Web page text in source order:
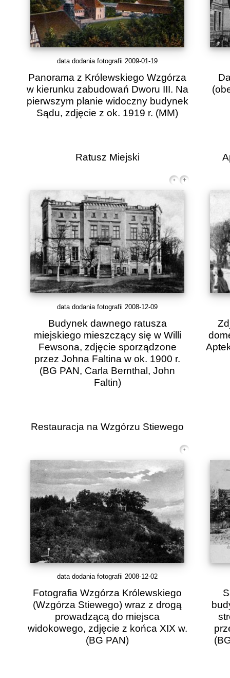
data dodania fotografii 2009-01-19
Panorama z Królewskiego Wzgórza
w kierunku zabudowań Dworu III. Na
pierwszym planie widoczny budynek
Sądu, zdjęcie z ok. 1919 r. (MM)
Ratusz Miejski
data dodania fotografii 2008-12-09
Budynek dawnego ratusza
miejskiego mieszczący się w Willi
Fewsona, zdjęcie sporządzone
przez Johna Faltina w ok. 1900 r.
(BG PAN, Carla Bernthal, John
Faltin)
Restauracja na Wzgórzu Stiewego
data dodania fotografii 2008-12-02
Fotografia Wzgórza Królewskiego
(Wzgórza Stiewego) wraz z drogą
prowadzącą do miejsca
widokowego, zdjęcie z końca XIX w.
(BG PAN)